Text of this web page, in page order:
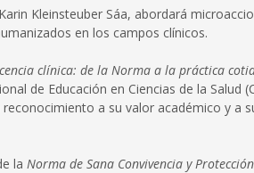
Kleinsteuber Sáa, abordará
en los campos clínicos.
clínica: de la Norma a la práctica
de Educación en Ciencias de la Salud
a su valor académico y a
la Norma de Sana Convivencia y